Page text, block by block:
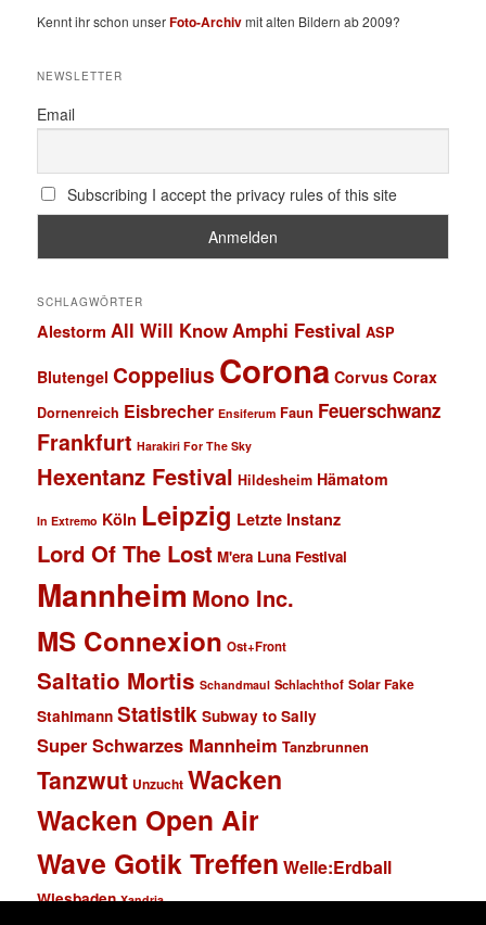
Kennt ihr schon unserFoto-Archivmit alten Bildern ab 2009?
NEWSLETTER
Email
Subscribing I accept the privacy rules of this site
SCHLAGWÖRTER
Alestorm All Will KnowAmphi Festival ASP
Blutengel Coppelius Corona Corvus Corax
Dornenreich Eisbrecher Ensiferum Faun Feuerschwanz
Frankfurt Harakiri For The Sky
Hexentanz Festival Hildesheim Hämatom
In Extremo Köln Leipzig Letzte Instanz
Lord Of The Lost M'era Luna Festival
Mannheim Mono Inc.
MS Connexion Ost+Front
Saltatio Mortis Schandmaul Schlachthof Solar Fake
Stahlmann Statistik Subway to Sally
Super Schwarzes Mannheim Tanzbrunnen
Tanzwut Unzucht Wacken
Wacken Open Air
Wave Gotik Treffen Welle:Erdball
Wiesbaden Xandria